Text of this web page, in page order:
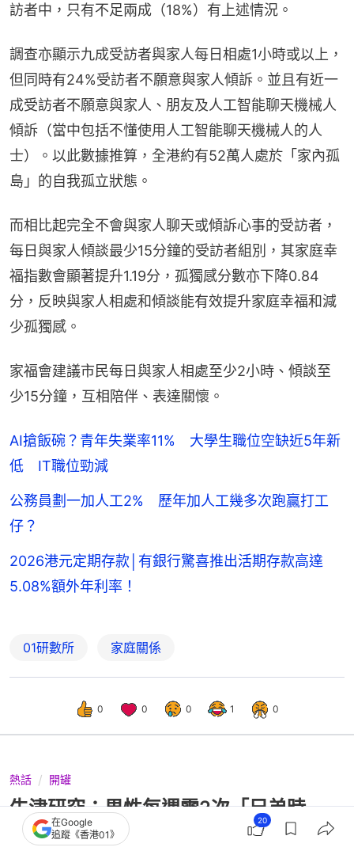
訪者中，只有不足兩成（18%）有上述情況。
調查亦顯示九成受訪者與家人每日相處1小時或以上，
但同時有24%受訪者不願意與家人傾訴。並且有近一
成受訪者不願意與家人、朋友及人工智能聊天機械人
傾訴（當中包括不懂使用人工智能聊天機械人的人
士）。以此數據推算，全港約有52萬人處於「家內孤
島」的自我孤立狀態。
而相比起完全不會與家人聊天或傾訴心事的受訪者，
每日與家人傾談最少15分鐘的受訪者組別，其家庭幸
福指數會顯著提升1.19分，孤獨感分數亦下降0.84
分，反映與家人相處和傾談能有效提升家庭幸福和減
少孤獨感。
家福會建議市民每日與家人相處至少2小時、傾談至
少15分鐘，互相陪伴、表達關懷。
AI搶飯碗？青年失業率11% 大學生職位空缺近5年新
低 IT職位勁減
公務員劃一加人工2% 歷年加人工幾多次跑贏打工
仔？
2026港元定期存款│有銀行驚喜推出活期存款高達
5.08%額外年利率！
01研數所 家庭關係
0 0 0 1 0
熱話 開罐
牛津研究：男性每週需2次「兄弟時
間」 可降低焦慮、強化免疫力
在Google
追蹤《香港01》
20